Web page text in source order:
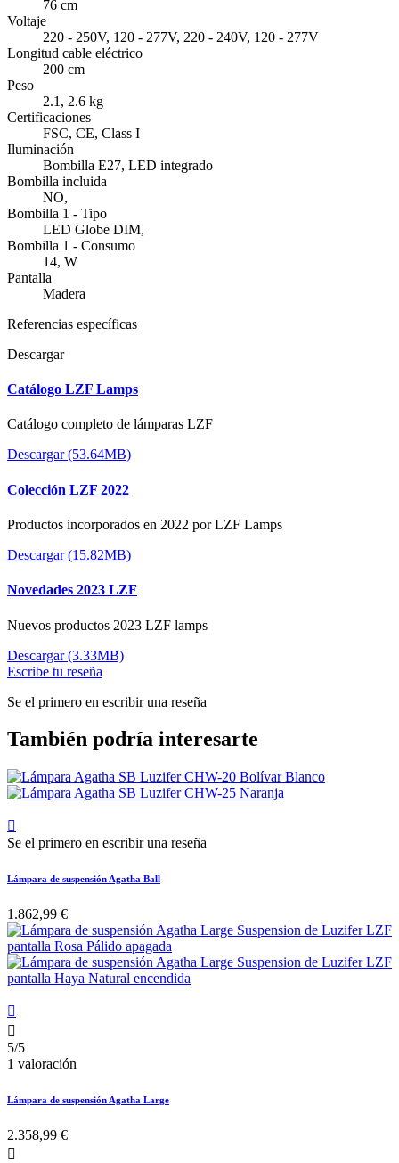
76 cm
Voltaje
220 - 250V, 120 - 277V, 220 - 240V, 120 - 277V
Longitud cable eléctrico
200 cm
Peso
2.1, 2.6 kg
Certificaciones
FSC, CE, Class I
Iluminación
Bombilla E27, LED integrado
Bombilla incluida
NO,
Bombilla 1 - Tipo
LED Globe DIM,
Bombilla 1 - Consumo
14, W
Pantalla
Madera
Referencias específicas
Descargar
Catálogo LZF Lamps
Catálogo completo de lámparas LZF
Descargar (53.64MB)
Colección LZF 2022
Productos incorporados en 2022 por LZF Lamps
Descargar (15.82MB)
Novedades 2023 LZF
Nuevos productos 2023 LZF lamps
Descargar (3.33MB)
Escribe tu reseña
Se el primero en escribir una reseña
También podría interesarte

Se el primero en escribir una reseña
Lámpara de suspensión Agatha Ball
1.862,99 €


5/5
1 valoración
Lámpara de suspensión Agatha Large
2.358,99 €
